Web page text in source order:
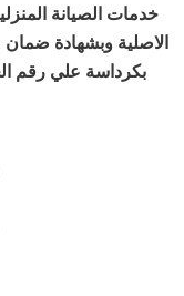
خدمات الصيانة
الاصلية وبشهادة
بكرداسة علي رقم